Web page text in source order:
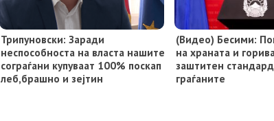
Трипуновски: Заради
неспособноста на власта нашите
сограѓани купуваат 100% поскап
леб,брашно и зејтин
(Видео) Бесими:
на храната и
заштитен
граѓаните